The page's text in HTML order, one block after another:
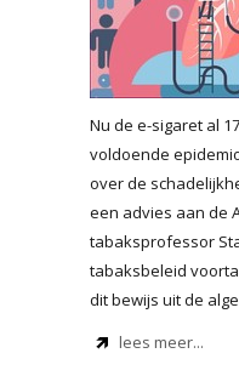
Nu de e-sigaret al
voldoende
over de
een advies aan de
tabaksprofessor
tabaksbeleid
dit bewijs uit de
lees meer...